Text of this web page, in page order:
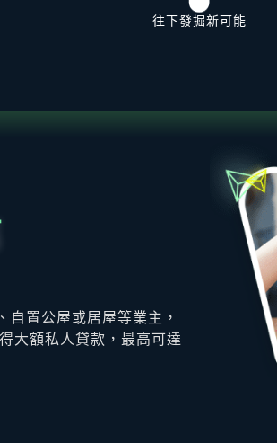
往下發掘新可能
置公屋或居屋等業主，
大額私人貸款，最高可達